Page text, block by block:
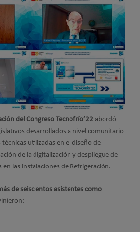
del Congreso Tecnofrío’22 abordó
desarrollados a nivel comunitario
utilizadas en el diseño de
de la digitalización y despliegue de
en las instalaciones de Refrigeración.
de seiscientos asistentes como